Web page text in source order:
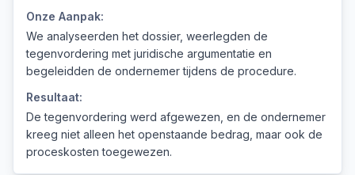
Onze Aanpak:
We analyseerden het dossier, weerlegden de
tegenvordering met juridische argumentatie en
begeleidden de ondernemer tijdens de procedure.
Resultaat:
De tegenvordering werd afgewezen, en de ondernemer
kreeg niet alleen het openstaande bedrag, maar ook de
proceskosten toegewezen.